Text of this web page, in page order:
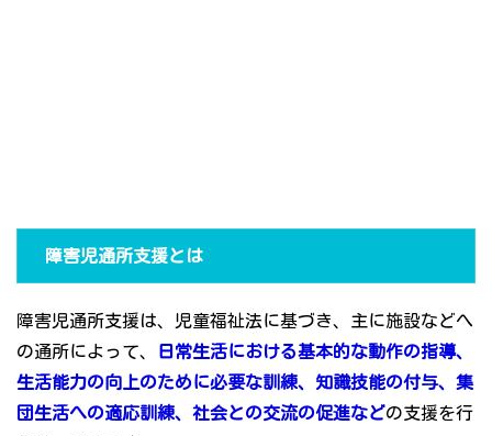
障害児通所支援とは
障害児通所支援は、児童福祉法に基づき、主に施設などへ
の通所によって、
日常生活における基本的な動作の指導、
生活能力の向上のために必要な訓練、知識技能の付与、集
団生活への適応訓練、社会との交流の促進などの支援を行